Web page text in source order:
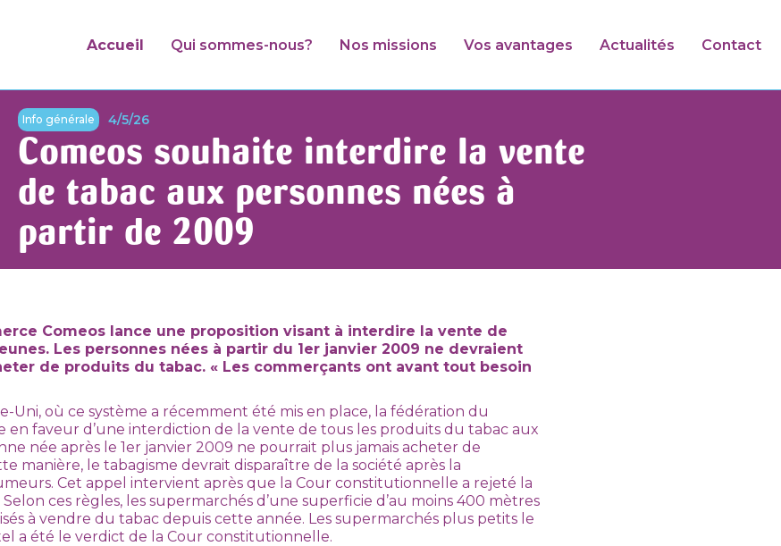
Accueil Qui sommes-nous? Nos missions Vos avantages Actualités Contact
Info générale 4/5/26
Comeos souhaite interdire la vente
de tabac aux personnes nées à
partir de 2009
Comeos lance une proposition visant à interdire la vente de
Les personnes nées à partir du 1er janvier 2009 ne devraient
de produits du tabac. « Les commerçants ont avant tout besoin
Uni, où ce système a récemment été mis en place, la fédération du
en faveur d’une interdiction de la vente de tous les produits du tabac aux
née après le 1er janvier 2009 ne pourrait plus jamais acheter de
manière, le tabagisme devrait disparaître de la société après la
Cet appel intervient après que la Cour constitutionnelle a rejeté la
ces règles, les supermarchés d’une superficie d’au moins 400 mètres
à vendre du tabac depuis cette année. Les supermarchés plus petits le
a été le verdict de la Cour constitutionnelle.